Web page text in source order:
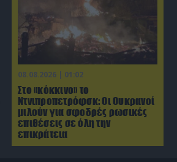
08.08.2026 | 01:02
Στο «κόκκινο» το
Ντνιπροπετρόφσκ: Οι Ουκρανοί
μιλούν για σφοδρές ρωσικές
επιθέσεις σε όλη την
επικράτεια